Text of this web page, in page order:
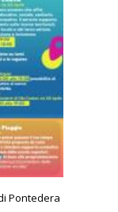
Pontedera